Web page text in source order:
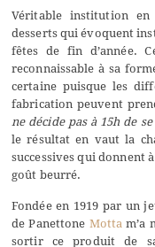
Véritable institution
desserts qui évoquent
fêtes de fin d’année.
reconnaissable à sa
certaine puisque les
fabrication peuvent
ne décide pas à 15h de
le résultat en vaut la
successives qui donnent
goût beurré.
Fondée en 1919 par un
de Panettone Motta m’a
sortir ce produit de sa